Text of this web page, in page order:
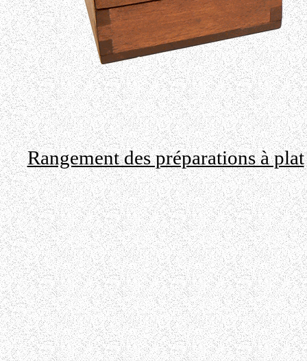
Rangement des préparations à plat